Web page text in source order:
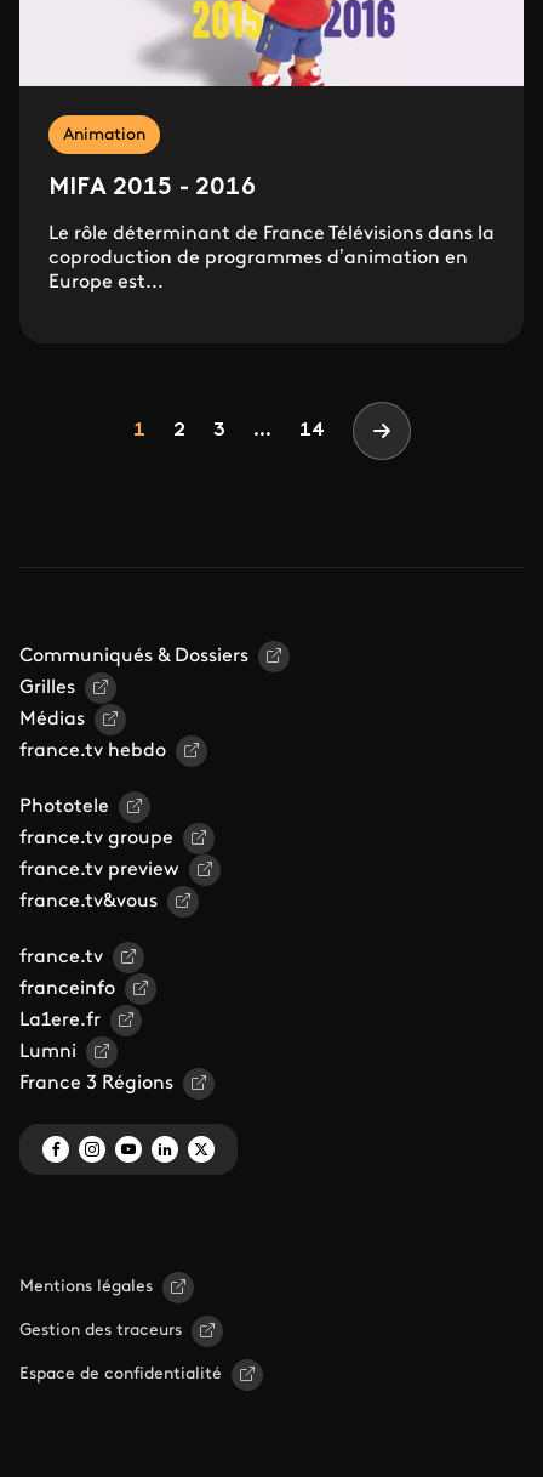
Animation
MIFA 2015 - 2016
Le rôle déterminant de France Télévisions dans la
coproduction de programmes d’animation en
Europe est...
Page
1 Page
2 Page
3 ... 14 Page suivante
Communiqués & Dossiers
Grilles
Médias
france.tv hebdo
Phototele
france.tv groupe
france.tv preview
france.tv&vous
france.tv
franceinfo
La1ere.fr
Lumni
France 3 Régions
Mentions légales
Gestion des traceurs
Espace de confidentialité